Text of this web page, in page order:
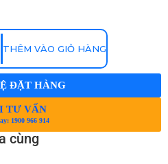
THÊM VÀO GIỎ HÀNG
ĐẶT HÀNG
TƯ VẤN
1900 966 914
cùng